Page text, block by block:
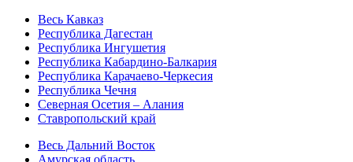
Весь Кавказ
Республика Дагестан
Республика Ингушетия
Республика Кабардино-Балкария
Республика Карачаево-Черкесия
Республика Чечня
Северная Осетия – Алания
Ставропольский край
Весь Дальний Восток
Амурская область